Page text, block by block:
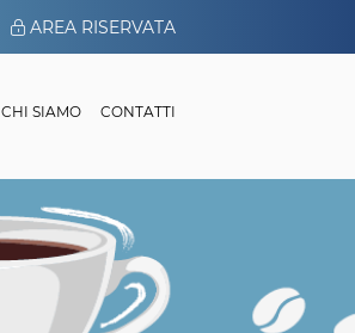
AREA RISERVATA
CHI SIAMO CONTATTI